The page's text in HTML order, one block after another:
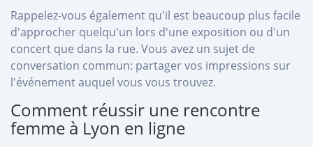
Rappelez-vous également qu'il est beaucoup plus facile
d'approcher quelqu'un lors d'une exposition ou d'un
concert que dans la rue. Vous avez un sujet de
conversation commun: partager vos impressions sur
l'événement auquel vous vous trouvez.
Comment réussir une rencontre
femme à Lyon en ligne